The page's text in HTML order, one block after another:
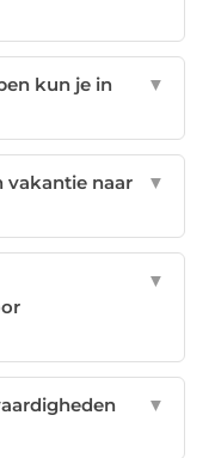
kun je in
▼
vakantie naar
▼
▼
▼